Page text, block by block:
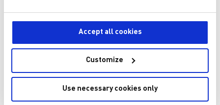
Accept all cookies
Customize
Use necessary cookies only
换为两个输出，适用于 PPS 3.3V 至 21V 的输出电压范
围。SCL和SDA为 I2C 串行接口信号，可访问寄存器以进
行一般控制以及电流和电压控制。 该电路还提供遥测功
该解决方案的特点包括：用于改进 USB 输出电压调节的
线路压降补偿、可选开关频率和高达 98% 的效率（见图